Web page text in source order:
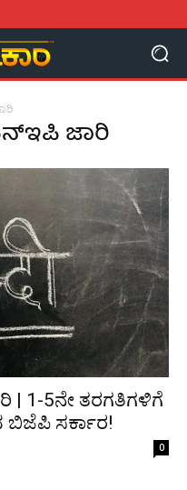
ಜಾರಿ
| 1-5ನೇ ತರಗತಿಗಳಿಗೆ
ಸರ್ಕಾರ!
0